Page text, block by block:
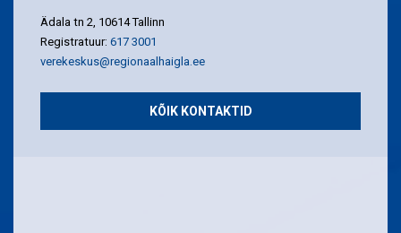
Ädala tn 2, 10614 Tallinn
Registratuur: 617 3001
verekeskus@regionaalhaigla.ee
KÕIK KONTAKTID